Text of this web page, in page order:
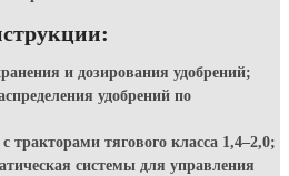
и дозирования удобрений;
удобрений по
тягового класса 1,4–2,0;